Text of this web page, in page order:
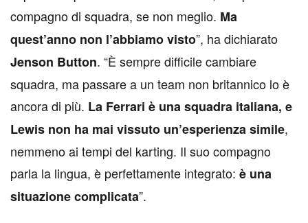
compagno di squadra, se non meglio. Ma
quest’anno non l’abbiamo visto”, ha dichiarato
Jenson Button. “È sempre difficile cambiare
squadra, ma passare a un team non britannico lo è
ancora di più. La Ferrari è una squadra italiana, e
Lewis non ha mai vissuto un’esperienza simile,
nemmeno ai tempi del karting. Il suo compagno
parla la lingua, è perfettamente integrato: è una
situazione complicata”.